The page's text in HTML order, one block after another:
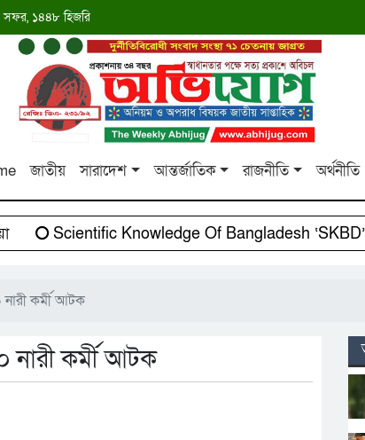
সফর, ১৪৪৮ হিজরি
জাতীয় সারাদেশ আন্তর্জাতিক রাজনীতি অর্থনীতি
Scientific Knowledge Of Bangladesh ‘SKBD’-
কর্মী আটক
নারী কর্মী আটক